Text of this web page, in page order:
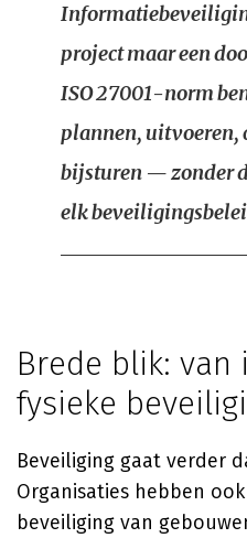
project maar een
ISO 27001-norm
plannen, uitvoeren,
bijsturen — zonder
elk
Brede blik:
fysieke
Beveiliging gaat verder
Organisaties hebben
beveiliging van